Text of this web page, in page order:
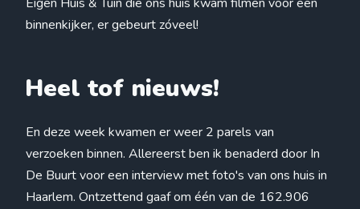
Eigen Huis & Tuin die ons huis kwam filmen voor een
binnenkijker, er gebeurt zóveel!
Heel tof nieuws!
En deze week kwamen er weer 2 parels van
verzoeken binnen. Allereerst ben ik benaderd door In
De Buurt voor een interview met foto's van ons huis in
Haarlem. Ontzettend gaaf om één van de 162.906